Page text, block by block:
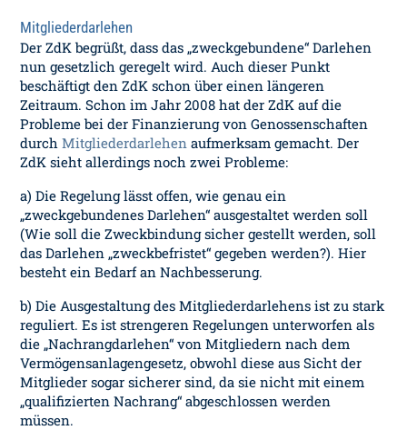
Mitgliederdarlehen
Der ZdK begrüßt, dass das „zweckgebundene“ Darlehen
nun gesetzlich geregelt wird. Auch dieser Punkt
beschäftigt den ZdK schon über einen längeren
Zeitraum. Schon im Jahr 2008 hat der ZdK auf die
Probleme bei der Finanzierung von Genossenschaften
durchMitgliederdarlehen aufmerksam gemacht. Der
ZdK sieht allerdings noch zwei Probleme:
a) Die Regelung lässt offen, wie genau ein
„zweckgebundenes Darlehen“ ausgestaltet werden soll
(Wie soll die Zweckbindung sicher gestellt werden, soll
das Darlehen „zweckbefristet“ gegeben werden?). Hier
besteht ein Bedarf an Nachbesserung.
b) Die Ausgestaltung des Mitgliederdarlehens ist zu stark
reguliert. Es ist strengeren Regelungen unterworfen als
die „Nachrangdarlehen“ von Mitgliedern nach dem
Vermögensanlagengesetz, obwohl diese aus Sicht der
Mitglieder sogar sicherer sind, da sie nicht mit einem
„qualifizierten Nachrang“ abgeschlossen werden
müssen.